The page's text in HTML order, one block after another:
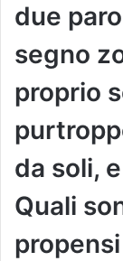
due
segno
proprio
da soli,
Quali